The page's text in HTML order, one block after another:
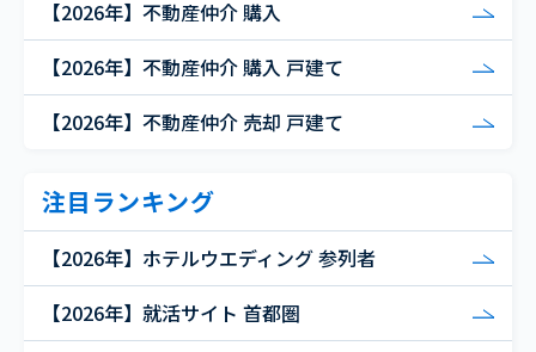
【2026年】不動産仲介 購入
【2026年】不動産仲介 購入 戸建て
【2026年】不動産仲介 売却 戸建て
注目ランキング
【2026年】ホテルウエディング 参列者
【2026年】就活サイト 首都圏